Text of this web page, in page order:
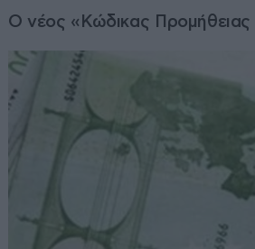
Ο νέος «Κώδικας Προμήθειας